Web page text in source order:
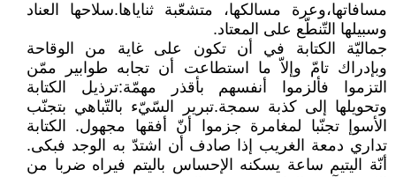
مسافاتها،وعرة مسالكها، متشعّبة ثناياها.سلاحها العناد
وسبيلها التّنطّع على المعتاد.
جماليّة الكتابة في أن تكون على غاية من الوقاحة
وبإدراك تامّ وإلاّ ما استطاعت أن تجابه طوابير ممّن
التزموا فألزموا أنفسهم بأقذر مهمّة:ترذيل الكتابة
وتحويلها إلى كذبة سمجة.تبرير السّيّء بالتّباهي بتجنّب
الأسوإ تجنّبا لمغامرة جزموا أنّ أفقها مجهول. الكتابة
تداري دمعة الغريب إذا صادف أن اشتدّ به الوجد فبكى.
أنّة اليتيم ساعة يسكنه الإحساس باليتم فيراه ضربا من